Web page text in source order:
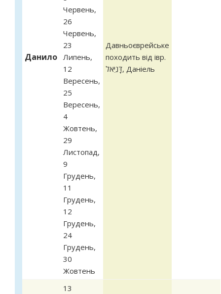
Данило
Червень,
26
Червень,
23
Липень,
12
Вересень,
25
Вересень,
4
Жовтень,
29
Листопад,
9
Грудень,
11
Грудень,
12
Грудень,
24
Грудень,
30
Жовтень
Давньоєврейське
походить від івр.
דָּנִיֵּאל‎, Даніель
13